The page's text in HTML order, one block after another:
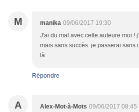
M manika 09/06/2017 19:30
J'ai du mal avec cette auteure moi !
mais sans succès. je passerai sans
là
Répondre
A Alex-Mot-à-Mots 09/06/2017 08:45